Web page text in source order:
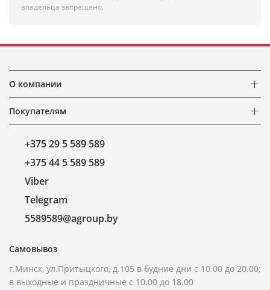
владельца запрещено.
О компании
Покупателям
+375 29 5 589 589
+375 44 5 589 589
Viber
Telegram
5589589@agroup.by
Самовывоз
г.Минск, ул.Притыцкого, д.105 в будние дни с 10.00 до 20.00;
в выходные и праздничные с 10.00 до 18.00